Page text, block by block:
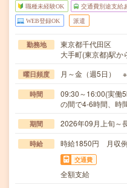
職種未経験OK 交通費別途支給
WEB登録OK 派遣
勤務地
東京都千代田区
大手町(東京都)駅か
曜日頻度 月～金（週5日）
時間
09:30～16:00(実働
の間で4-6時間、時
期間 2026年09月上旬～
時給 時給1850円 月収
交通費
全額支給